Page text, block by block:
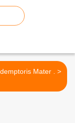
alma Redemptoris Mater . >